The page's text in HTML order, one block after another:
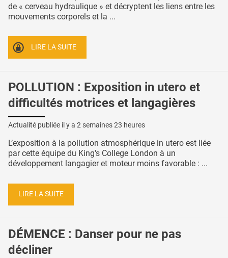
de « cerveau hydraulique » et décryptent les liens entre les
mouvements corporels et la ...
LIRE LA SUITE
POLLUTION : Exposition in utero et
difficultés motrices et langagières
Actualité publiée il y a 2 semaines 23 heures
L’exposition à la pollution atmosphérique in utero est liée
par cette équipe du King's College London à un
développement langagier et moteur moins favorable : ...
LIRE LA SUITE
DÉMENCE : Danser pour ne pas
décliner